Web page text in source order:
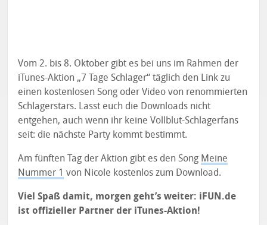
Vom 2. bis 8. Oktober gibt es bei uns im Rahmen der
iTunes-Aktion „7 Tage Schlager“ täglich den Link zu
einen kostenlosen Song oder Video von renommierten
Schlagerstars. Lasst euch die Downloads nicht
entgehen, auch wenn ihr keine Vollblut-Schlagerfans
seit: die nächste Party kommt bestimmt.
Am fünften Tag der Aktion gibt es den Song Meine
Nummer 1 von Nicole kostenlos zum Download.
Viel Spaß damit, morgen geht’s weiter: iFUN.de
ist offizieller Partner der iTunes-Aktion!